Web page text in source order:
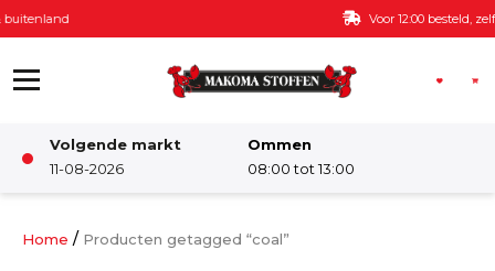
Ga naar de inhoud Voor 12:00 besteld, zelfde dag verzonden
Volgende markt
11-08-2026
Ommen
08:00 tot 13:00
Damesstoffen
Home / Producten getagged “coal”